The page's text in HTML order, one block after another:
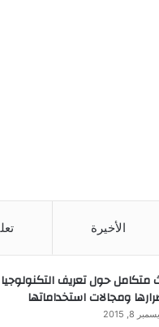
الأخيرة
متكامل حول تعريف
ومجالات استخداماتها
8, 2015